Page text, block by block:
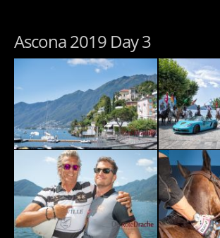
Ascona 2019 Day 3